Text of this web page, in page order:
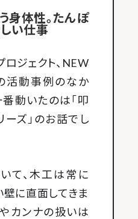
身体性。たんぽ
い仕事
ジェクト、NEW
活動事例のなか
動いたのは「叩
ズ」のお話でし
て、木工は常に
壁に直面してきま
カンナの扱いは